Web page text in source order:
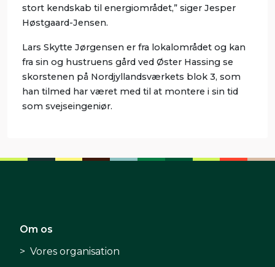
stort kendskab til energiområdet,” siger Jesper
Høstgaard-Jensen.
Lars Skytte Jørgensen er fra lokalområdet og kan
fra sin og hustruens gård ved Øster Hassing se
skorstenen på Nordjyllandsværkets blok 3, som
han tilmed har været med til at montere i sin tid
som svejseingeniør.
Om os
Vores organisation